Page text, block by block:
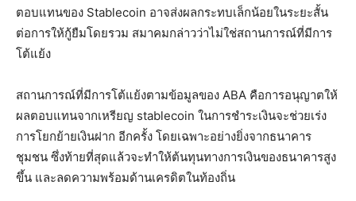
ตอบแทนของ Stablecoin อาจส่งผลกระทบเล็กน้อยในระยะสั้น
ต่อการให้กู้ยืมโดยรวม สมาคมกล่าวว่าไม่ใช่สถานการณ์ที่มีการ
โต้แย้ง
สถานการณ์ที่มีการโต้แย้งตามข้อมูลของ ABA คือการอนุญาตให้
ผลตอบแทนจากเหรียญ stablecoin ในการชำระเงินจะช่วยเร่ง
การโยกย้ายเงินฝาก อีกครั้ง โดยเฉพาะอย่างยิ่งจากธนาคาร
ชุมชน ซึ่งท้ายที่สุดแล้วจะทำให้ต้นทุนทางการเงินของธนาคารสูง
ขึ้น และลดความพร้อมด้านเครดิตในท้องถิ่น